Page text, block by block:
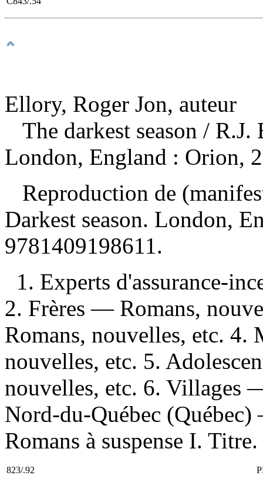
Ellory, Roger Jon, auteur
The darkest season / R.J.
London, England : Orion,
Reproduction de
Darkest season. London,
9781409198611.
1. Experts d'assurance-
2. Frères — Romans,
Romans, nouvelles, etc. 4.
nouvelles, etc. 5.
nouvelles, etc. 6. Villages
Nord-du-Québec
Romans à suspense I. Titre.
823/.92